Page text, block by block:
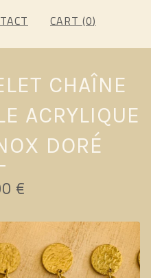
CART (0)
CHAÎNE
ACRYLIQUE
DORÉ
€